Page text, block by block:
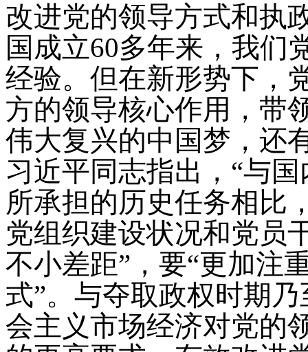
改进党的领导方式和执
国成立60多年来，我们
经验。但在新形势下，
方的领导核心作用，带
伟大复兴的中国梦，还
习近平同志指出，“与
所承担的历史任务相比
党组织建设状况和党员
不小差距”，要“更加注
式”。与夺取政权时期
会主义市场经济对党的